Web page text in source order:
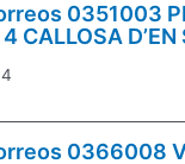
0351003
CALLOSA D’EN
0366008